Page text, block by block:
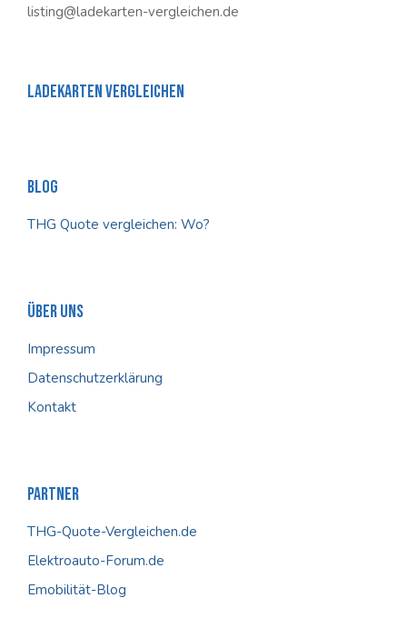
listing@ladekarten-vergleichen.de
Ladekarten Vergleichen
Blog
THG Quote vergleichen: Wo?
Über Uns
Impressum
Datenschutzerklärung
Kontakt
Partner
THG-Quote-Vergleichen.de
Elektroauto-Forum.de
Emobilität-Blog